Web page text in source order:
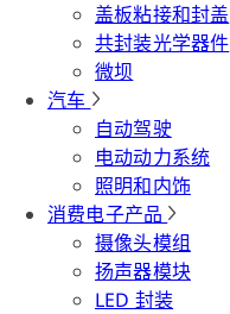
盖板粘接和封盖
共封装光学器件
微坝
汽车
自动驾驶
电动动力系统
照明和内饰
消费电子产品
摄像头模组
扬声器模块
LED 封装